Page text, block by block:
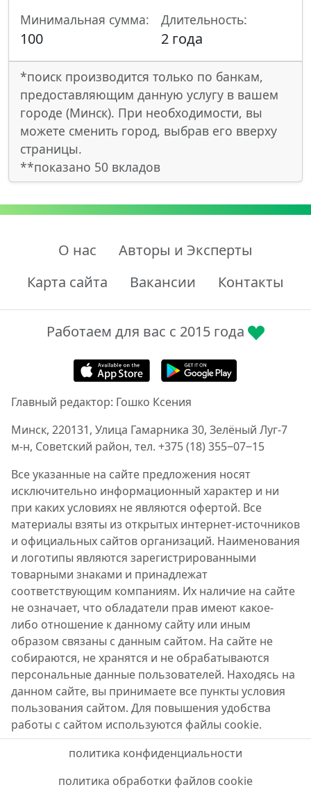
Минимальная сумма:
100
Длительность:
2 года
*поиск производится только по банкам,
предоставляющим данную услугу в вашем
городе (Минск). При необходимости, вы
можете сменить город, выбрав его вверху
страницы.
**показано 50 вкладов
О нас
Авторы и Эксперты
Карта сайта
Вакансии Контакты
Работаем для вас с 2015 года
Главный редактор: Гошко Ксения
Минск, 220131, Улица Гамарника 30, Зелёный Луг-7
м-н, Советский район, тел. +375 (18) 355‒07‒15
Все указанные на сайте предложения носят
исключительно информационный характер и ни
при каких условиях не являются офертой. Все
материалы взяты из открытых интернет-источников
и официальных сайтов организаций. Наименования
и логотипы являются зарегистрированными
товарными знаками и принадлежат
соответствующим компаниям. Их наличие на сайте
не означает, что обладатели прав имеют какое-
либо отношение к данному сайту или иным
образом связаны с данным сайтом. На сайте не
собираются, не хранятся и не обрабатываются
персональные данные пользователей. Находясь на
данном сайте, вы принимаете все пункты условия
пользования сайтом. Для повышения удобства
работы с сайтом используются файлы cookie.
политика конфиденциальности
политика обработки файлов cookie